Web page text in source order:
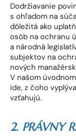
Dodržiavanie
s ohľadom na
dôležitá ako
osôb na ochranu
a národná
subjektov na
nových
V našom
ide, z čoho
vzťahujú.
2. PRÁVNY